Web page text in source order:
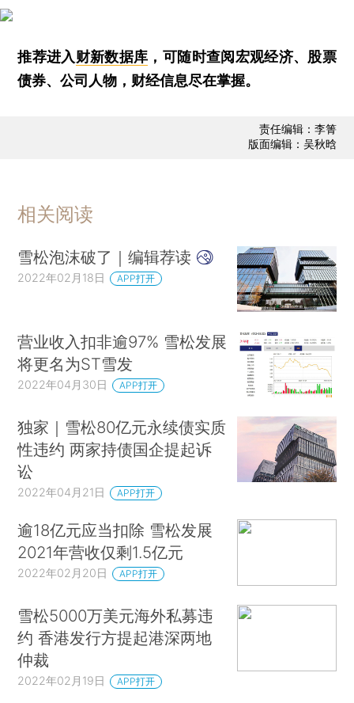
推荐进入财新数据库 ，可随时查阅宏观经济、股票
债券、公司人物，财经信息尽在掌握。
责任编辑：李箐
版面编辑：吴秋晗
相关阅读
雪松泡沫破了｜编辑荐读
2022年02月18日 APP打开
营业收入扣非逾97% 雪松发展
将更名为ST雪发
2022年04月30日 APP打开
独家｜雪松80亿元永续债实质
性违约 两家持债国企提起诉
讼
2022年04月21日 APP打开
逾18亿元应当扣除 雪松发展
2021年营收仅剩1.5亿元
2022年02月20日 APP打开
雪松5000万美元海外私募违
约 香港发行方提起港深两地
仲裁
2022年02月19日 APP打开